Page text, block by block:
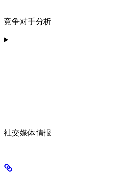
竞争对手分析
社交媒体情报